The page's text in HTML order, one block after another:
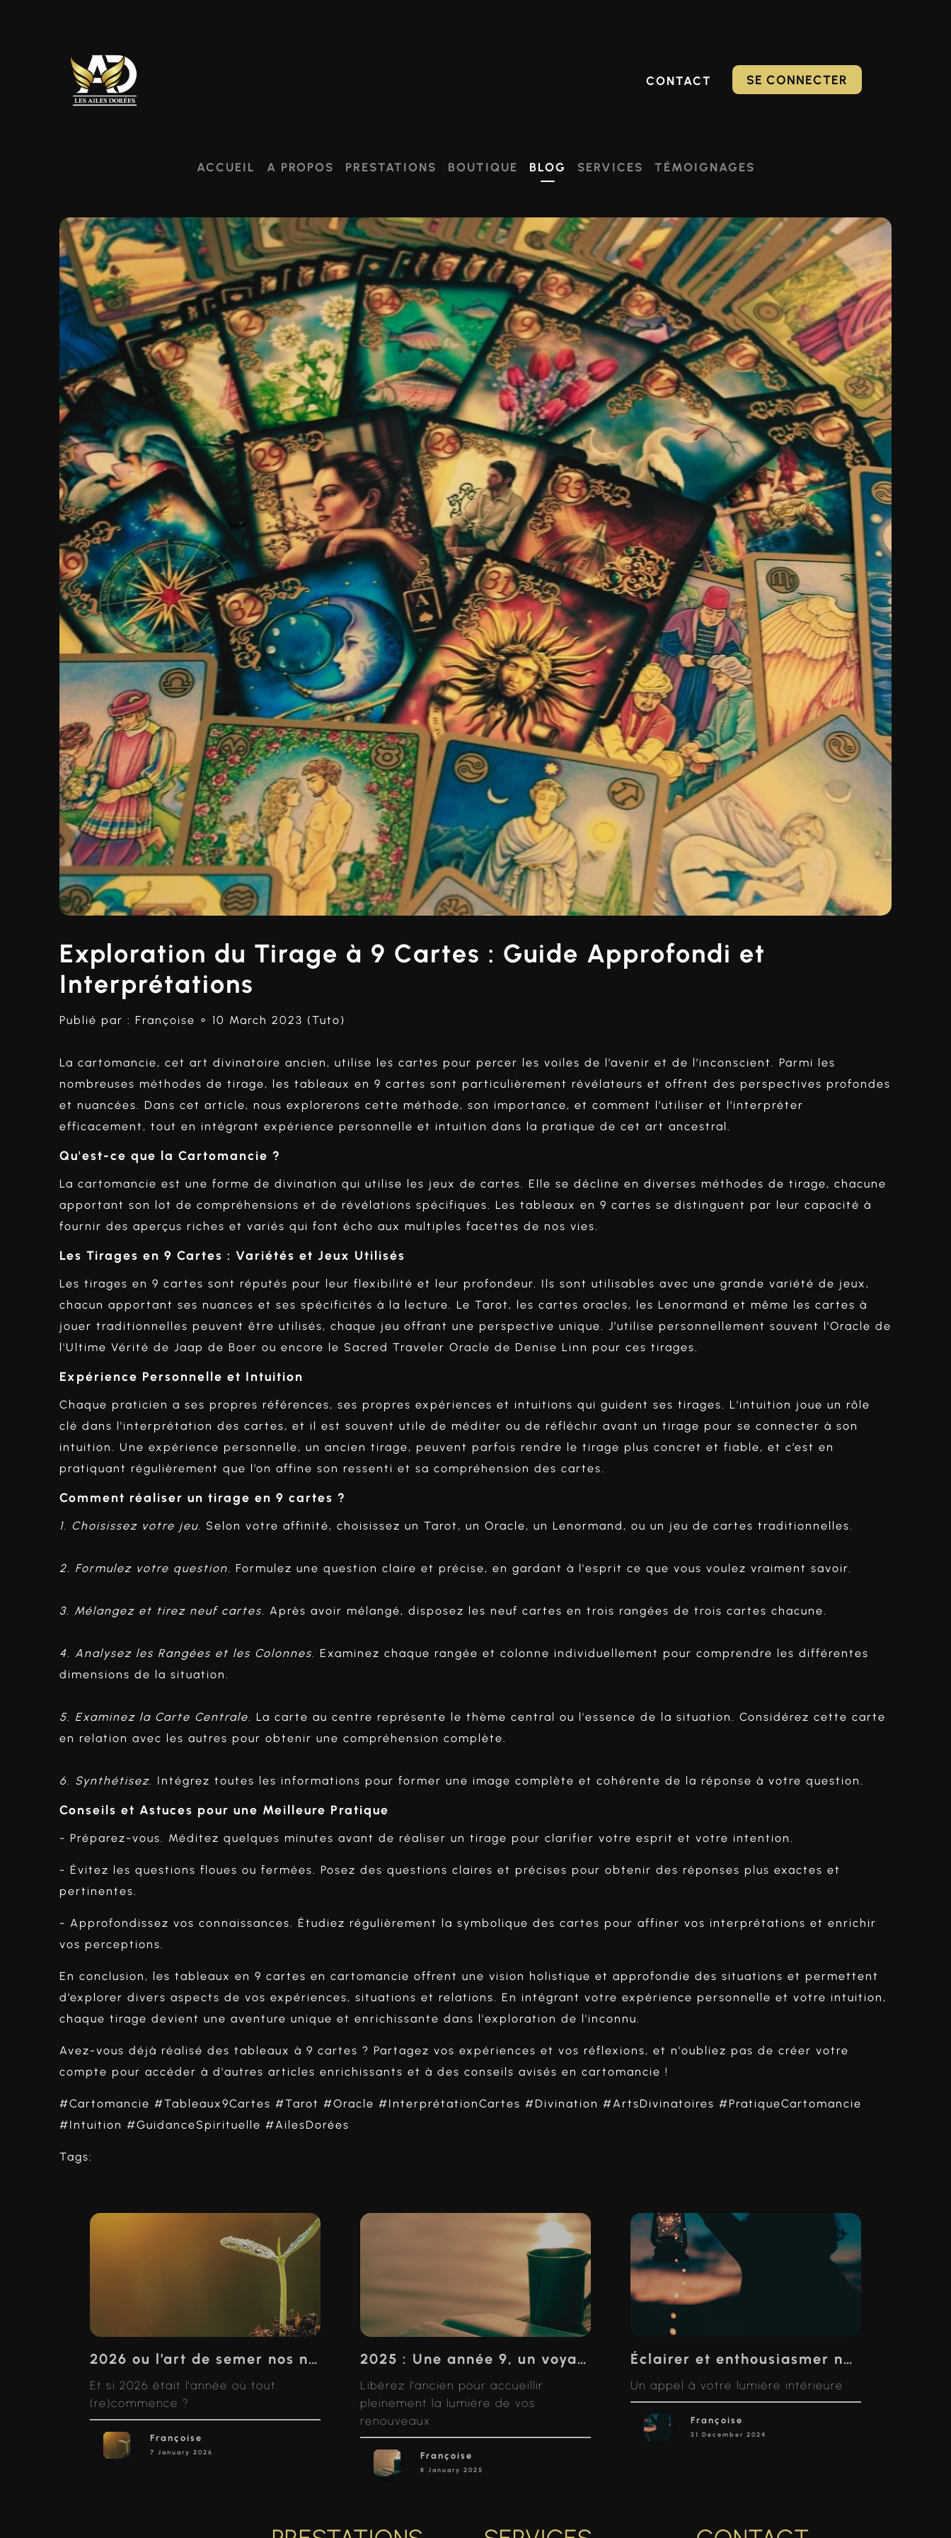
CONTACT SE CONNECTER
ACCUEIL A PROPOS PRESTATIONS BOUTIQUE BLOG SERVICES TÉMOIGNAGES
Exploration du Tirage à 9 Cartes : Guide Approfondi et
Interprétations
Publié par : Françoise ∘ 10 March 2023 (Tuto)
La cartomancie, cet art divinatoire ancien, utilise les cartes pour percer les voiles de l’avenir et de l’inconscient. Parmi les
nombreuses méthodes de tirage, les tableaux en 9 cartes sont particulièrement révélateurs et offrent des perspectives profondes
et nuancées. Dans cet article, nous explorerons cette méthode, son importance, et comment l’utiliser et l’interpréter
efficacement, tout en intégrant expérience personnelle et intuition dans la pratique de cet art ancestral.
Qu'est-ce que la Cartomancie ?
La cartomancie est une forme de divination qui utilise les jeux de cartes. Elle se décline en diverses méthodes de tirage, chacune
apportant son lot de compréhensions et de révélations spécifiques. Les tableaux en 9 cartes se distinguent par leur capacité à
fournir des aperçus riches et variés qui font écho aux multiples facettes de nos vies.
Les Tirages en 9 Cartes : Variétés et Jeux Utilisés
Les tirages en 9 cartes sont réputés pour leur flexibilité et leur profondeur. Ils sont utilisables avec une grande variété de jeux,
chacun apportant ses nuances et ses spécificités à la lecture. Le Tarot, les cartes oracles, les Lenormand et même les cartes à
jouer traditionnelles peuvent être utilisés, chaque jeu offrant une perspective unique. J’utilise personnellement souvent l'Oracle de
l'Ultime Vérité de Jaap de Boer ou encore le Sacred Traveler Oracle de Denise Linn pour ces tirages.
Expérience Personnelle et Intuition
Chaque praticien a ses propres références, ses propres expériences et intuitions qui guident ses tirages. L'intuition joue un rôle
clé dans l'interprétation des cartes, et il est souvent utile de méditer ou de réfléchir avant un tirage pour se connecter à son
intuition. Une expérience personnelle, un ancien tirage, peuvent parfois rendre le tirage plus concret et fiable, et c’est en
pratiquant régulièrement que l’on affine son ressenti et sa compréhension des cartes.
Comment réaliser un tirage en 9 cartes ?
1. Choisissez votre jeu. Selon votre affinité, choisissez un Tarot, un Oracle, un Lenormand, ou un jeu de cartes traditionnelles.
2. Formulez votre question. Formulez une question claire et précise, en gardant à l'esprit ce que vous voulez vraiment savoir.
3. Mélangez et tirez neuf cartes. Après avoir mélangé, disposez les neuf cartes en trois rangées de trois cartes chacune.
4. Analysez les Rangées et les Colonnes. Examinez chaque rangée et colonne individuellement pour comprendre les différentes
dimensions de la situation.
5. Examinez la Carte Centrale. La carte au centre représente le thème central ou l'essence de la situation. Considérez cette carte
en relation avec les autres pour obtenir une compréhension complète.
6. Synthétisez. Intégrez toutes les informations pour former une image complète et cohérente de la réponse à votre question.
Conseils et Astuces pour une Meilleure Pratique
- Préparez-vous. Méditez quelques minutes avant de réaliser un tirage pour clarifier votre esprit et votre intention.
- Évitez les questions floues ou fermées. Posez des questions claires et précises pour obtenir des réponses plus exactes et
pertinentes.
- Approfondissez vos connaissances. Étudiez régulièrement la symbolique des cartes pour affiner vos interprétations et enrichir
vos perceptions.
En conclusion, les tableaux en 9 cartes en cartomancie offrent une vision holistique et approfondie des situations et permettent
d’explorer divers aspects de vos expériences, situations et relations. En intégrant votre expérience personnelle et votre intuition,
chaque tirage devient une aventure unique et enrichissante dans l'exploration de l'inconnu.
Avez-vous déjà réalisé des tableaux à 9 cartes ? Partagez vos expériences et vos réflexions, et n'oubliez pas de créer votre
compte pour accéder à d'autres articles enrichissants et à des conseils avisés en cartomancie !
#Cartomancie #Tableaux9Cartes #Tarot #Oracle #InterprétationCartes #Divination #ArtsDivinatoires #PratiqueCartomancie
#Intuition #GuidanceSpirituelle #AilesDorées
Tags:
2026 ou l’art de semer nos nouvelles premières fois
Et si 2026 était l’année où tout
(re)commence ?
Françoise
7 January 2026
2025 : Une année 9, un voyage vers l’accomplissement et le renouveau
Libérez l’ancien pour accueillir
pleinement la lumière de vos
renouveaux
Françoise
8 January 2025
Éclairer et enthousiasmer notre chemin : devenir notre propre étoile
Un appel à votre lumière intérieure
Françoise
31 December 2024